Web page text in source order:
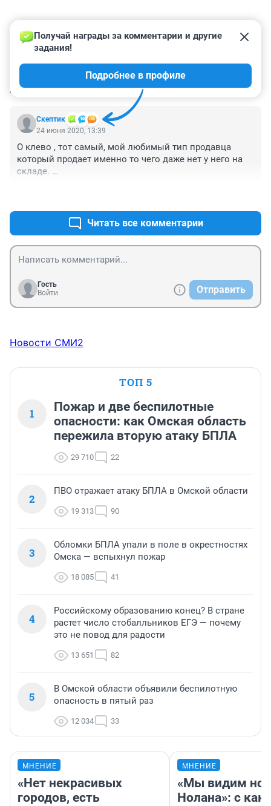
КОММЕНТАРИИ 2
Скептик
Получай награды за комментарии и другие
задания!
Подробнее в профиле
24 июня 2020, 13:39
О клево , тот самый, мой любимый тип продавца
который продает именно то чего даже нет у него на
складе.
цены поменялись , надо бы доплатить" или
пропадает хорошо на месяц , а то и на всегда.....
Там на авито, таких успешных бизнесменов.......
Читать все комментарии
Гость
Войти
Отправить
Новости СМИ2
ТОП 5
1
Пожар и две беспилотные
опасности: как Омская область
пережила вторую атаку БПЛА
29 710 22
2
ПВО отражает атаку БПЛА в Омской области
19 313 90
3
Обломки БПЛА упали в поле в окрестностях
Омска — вспыхнул пожар
18 085 41
4
Российскому образованию конец? В стране
растет число стобалльников ЕГЭ — почему
это не повод для радости
13 651 82
5
В Омской области объявили беспилотную
опасность в пятый раз
12 034 33
МНЕНИЕ
«Нет некрасивых
городов, есть
МНЕНИЕ
«Мы видим
Нолана»: с